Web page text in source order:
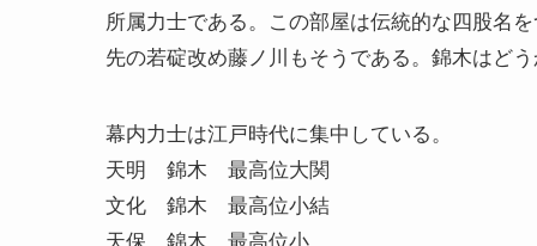
所属力士である。この部屋は伝統的な四股名
先の若碇改め藤ノ川もそうである。錦木はど
幕内力士は江戸時代に集中している。
天明 錦木 最高位大関
文化 錦木 最高位小結
天保 錦木 最高位小